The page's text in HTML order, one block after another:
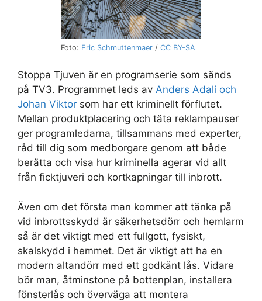
Foto: Eric Schmuttenmaer / CC BY-SA
Stoppa Tjuven är en programserie som sänds
på TV3. Programmet leds av Anders Adali och
Johan Viktor som har ett kriminellt förflutet.
Mellan produktplacering och täta reklampauser
ger programledarna, tillsammans med experter,
råd till dig som medborgare genom att både
berätta och visa hur kriminella agerar vid allt
från ficktjuveri och kortkapningar till inbrott.
Även om det första man kommer att tänka på
vid inbrottsskydd är säkerhetsdörr och hemlarm
så är det viktigt med ett fullgott, fysiskt,
skalskydd i hemmet. Det är viktigt att ha en
modern altandörr med ett godkänt lås. Vidare
bör man, åtminstone på bottenplan, installera
fönsterlås och överväga att montera